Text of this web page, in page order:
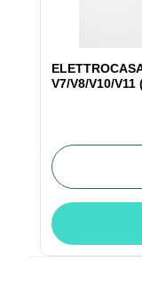
V7/V8/V10/V11